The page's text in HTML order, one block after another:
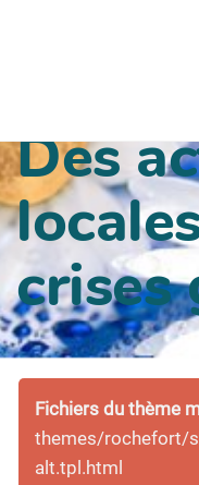
Des
crises
Fichiers du thème
themes/rochefort/
alt.tpl.html